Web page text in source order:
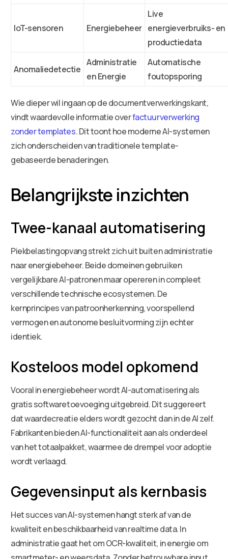
IoT-sensoren Energiebeheer
Live
energieverbruiks- en
productiedata
Anomaliedetectie
Administratie
en Energie
Automatische
foutopsporing
Wie dieper wil ingaan op de documentverwerkingskant,
vindt waardevolle informatie overfactuurverwerking
zonder templates. Dit toont hoe moderne AI-systemen
zich onderscheiden van traditionele template-
gebaseerde benaderingen.
Belangrijkste inzichten
Twee-kanaal automatisering
Piekbelastingopvang strekt zich uit buiten administratie
naar energiebeheer. Beide domeinen gebruiken
vergelijkbare AI-patronen maar opereren in compleet
verschillende technische ecosystemen. De
kernprincipes van patroonherkenning, voorspellend
vermogen en autonome besluitvorming zijn echter
identiek.
Kosteloos model opkomend
Vooral in energiebeheer wordt AI-automatisering als
gratis softwaretoevoeging uitgebreid. Dit suggereert
dat waardecreatie elders wordt gezocht dan in de AI zelf.
Fabrikanten bieden AI-functionaliteit aan als onderdeel
van het totaalpakket, waarmee de drempel voor adoptie
wordt verlaagd.
Gegevensinput als kernbasis
Het succes van AI-systemen hangt sterk af van de
kwaliteit en beschikbaarheid van realtime data. In
administratie gaat het om OCR-kwaliteit, in energie om